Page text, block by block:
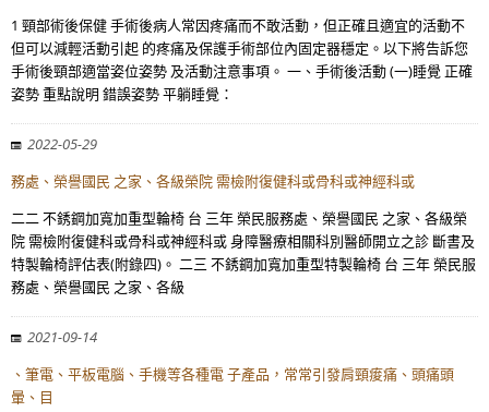
1 頸部術後保健 手術後病人常因疼痛而不敢活動，但正確且適宜的活動不
但可以減輕活動引起 的疼痛及保護手術部位內固定器穩定。以下將告訴您
手術後頸部適當姿位姿勢 及活動注意事項。 一、手術後活動 (一)睡覺 正確
姿勢 重點說明 錯誤姿勢 平躺睡覺：
2022-05-29
務處、榮譽國民 之家、各級榮院 需檢附復健科或骨科或神經科或
二二 不銹鋼加寬加重型輪椅 台 三年 榮民服務處、榮譽國民 之家、各級榮
院 需檢附復健科或骨科或神經科或 身障醫療相關科別醫師開立之診 斷書及
特製輪椅評估表(附錄四)。 二三 不銹鋼加寬加重型特製輪椅 台 三年 榮民服
務處、榮譽國民 之家、各級
2021-09-14
、筆電、平板電腦、手機等各種電 子產品，常常引發肩頸痠痛、頭痛頭
暈、目